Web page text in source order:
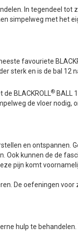
In tegendeel tot
simpelweg met het
favouriete
sterk en is de bal 12
BLACKROLL
® BALL
de vloer nodig,
en ontspannen.
Ook kunnen de de
pijn komt
De oefeningen
hulp te